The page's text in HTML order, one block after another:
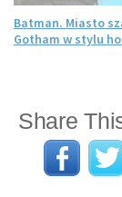
Batman. Miasto
Gotham w stylu
Share